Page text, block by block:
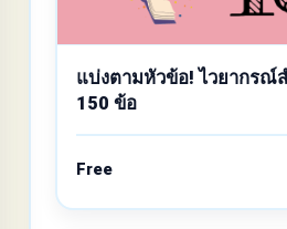
แบ่งตามหัวข้อ! ไวยากร
150 ข้อ
Free